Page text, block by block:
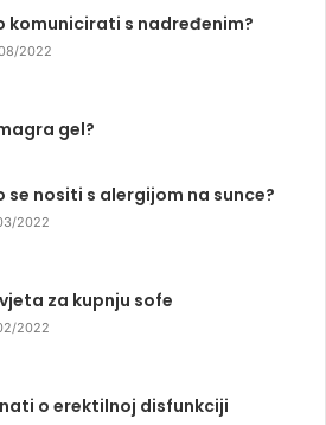
komunicirati s nadređenim?
2022
gel?
se nositi s alergijom na sunce?
2022
za kupnju sofe
2022
o erektilnoj disfunkciji